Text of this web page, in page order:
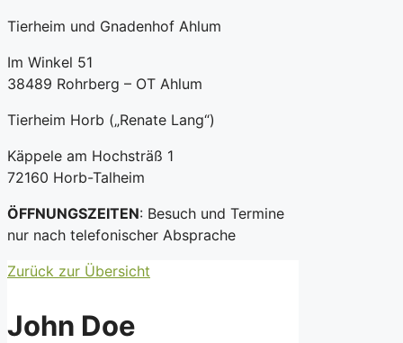
Tierheim und Gnadenhof Ahlum
Im Winkel 51
38489 Rohrberg – OT Ahlum
Tierheim Horb („Renate Lang“)
Käppele am Hochsträß 1
72160 Horb-Talheim
ÖFFNUNGSZEITEN: Besuch und Termine
nur nach telefonischer Absprache
Zurück zur Übersicht
John Doe